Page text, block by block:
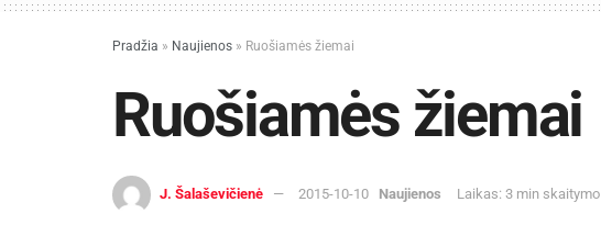
Pradžia » Naujienos » Ruošiamės žiemai
Ruošiamės žiemai
J. Šalaševičienė 2015-10-10 Naujienos Laikas: 3 min skaitymo